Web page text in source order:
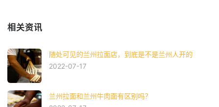
相关资讯
随处可见的兰州拉面店，到底是不是兰州人开的
2022-07-17
兰州拉面和兰州牛肉面有区别吗？